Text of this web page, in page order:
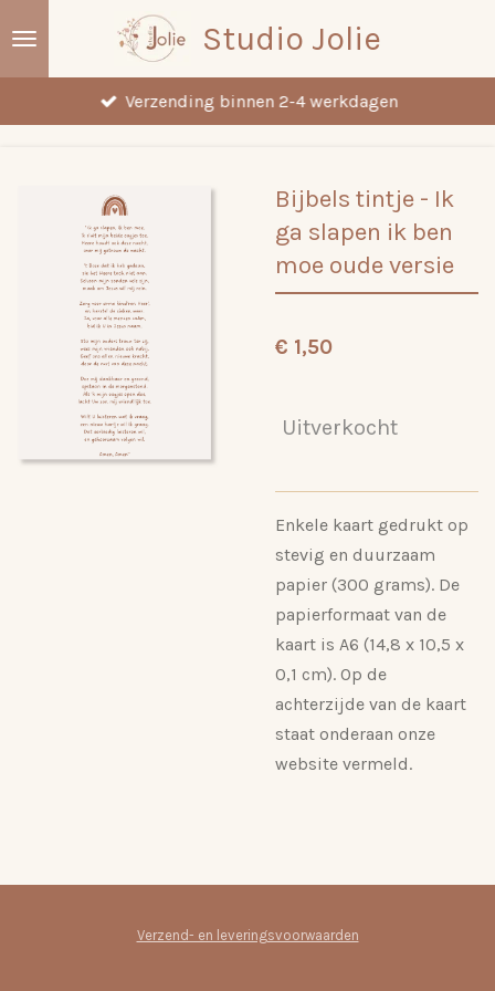
Studio Jolie
Verzending binnen 2-4 werkdagen
Bijbels tintje - Ik
ga slapen ik ben
moe oude versie
€ 1,50
Uitverkocht
Enkele kaart gedrukt op
stevig en duurzaam
papier (300 grams). De
papierformaat van de
kaart is A6 (14,8 x 10,5 x
0,1 cm). Op de
achterzijde van de kaart
staat onderaan onze
website vermeld.
Verzend- en leveringsvoorwaarden